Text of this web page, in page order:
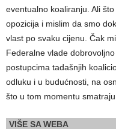
eventualno koaliranju. Ali
opozicija i mislim da smo
vlast po svaku cijenu. Čak
Federalne vlade
postupcima tadašnjih
odluku i u budućnosti, na
što u tom momentu